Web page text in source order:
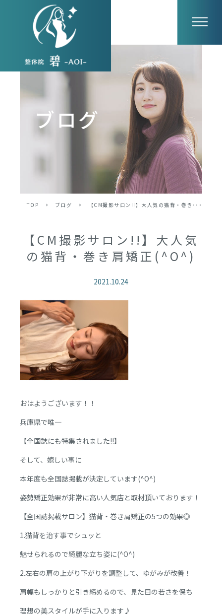
ブログ
TOP > ブログ > 【CM撮影サロン!!】大人気の猫背・巻き･･･
【CM撮影サロン!!】大人気
の猫背・巻き肩矯正(^O^)
2021.10.24
おはようございます！！
兵庫県で唯一
【全国誌にも特集されました!!】
そして、嬉しい事に
本年度も全国誌掲載が決定しています(^O^)
姿勢矯正効果が非常に高い人気店と取材頂いております！
【全国誌掲載サロン】猫背・巻き肩矯正の5つの効果◎
1.猫背を治す事でシュッと
魅せられるので綺麗な立ち姿に(^O^)
2.左右の肩の上がり下がりを調整して、ゆがみが改善！
肩幅もしっかりと引き締めるので、見た目の若さを保ち
理想の美スタイルが手に入ります♪